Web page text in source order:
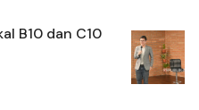
B10 dan C10